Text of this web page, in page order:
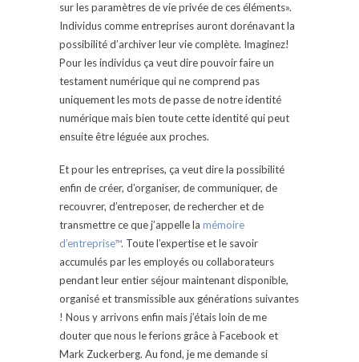
sur les paramètres de vie privée de ces éléments».
Individus comme entreprises auront dorénavant la
possibilité d’archiver leur vie complète. Imaginez!
Pour les individus ça veut dire pouvoir faire un
testament numérique qui ne comprend pas
uniquement les mots de passe de notre identité
numérique mais bien toute cette identité qui peut
ensuite être léguée aux proches.
Et pour les entreprises, ça veut dire la possibilité
enfin de créer, d’organiser, de communiquer, de
recouvrer, d’entreposer, de rechercher et de
transmettre ce que j’appelle la mémoire
d’entreprise™. Toute l’expertise et le savoir
accumulés par les employés ou collaborateurs
pendant leur entier séjour maintenant disponible,
organisé et transmissible aux générations suivantes
! Nous y arrivons enfin mais j’étais loin de me
douter que nous le ferions grâce à Facebook et
Mark Zuckerberg. Au fond, je me demande si